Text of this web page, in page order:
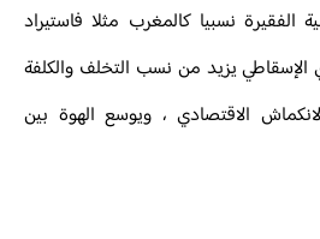
الفقيرة نسبيا كالمغرب مثلا فاستيراد
الإسقاطي يزيد من نسب التخلف والكلفة
الاقتصادي ، ويوسع الهوة بين